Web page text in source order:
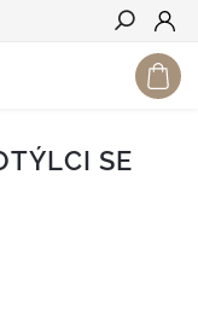
Hledat
SE